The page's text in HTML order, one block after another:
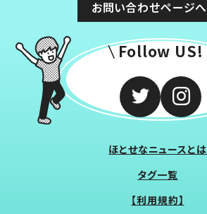
お問い合わせページへ
Follow US!
ほとせなニュースとは
タグ一覧
【利用規約】